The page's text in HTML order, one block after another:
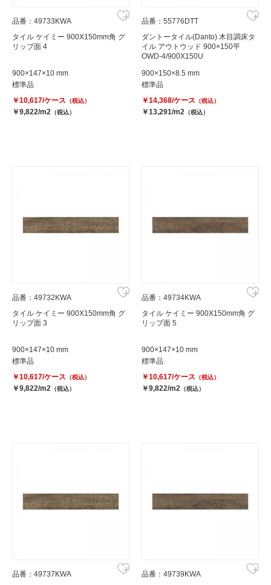
品番：49733KWA
タイル ケイミー 900X150mm角 グ
リップ面 4
900×147×10 mm
標準品
￥10,617/ケース （税込）
￥9,822/m2 （税込）
品番：55776DTT
ダントータイル(Danto) 木目調床タ
イル アウトウッド 900×150平
OWD-4/900X150U
900×150×8.5 mm
標準品
￥14,368/ケース （税込）
￥13,291/m2 （税込）
品番：49732KWA
タイル ケイミー 900X150mm角 グ
リップ面 3
900×147×10 mm
標準品
￥10,617/ケース （税込）
￥9,822/m2 （税込）
品番：49734KWA
タイル ケイミー 900X150mm角 グ
リップ面 5
900×147×10 mm
標準品
￥10,617/ケース （税込）
￥9,822/m2 （税込）
品番：49737KWA
品番：49739KWA